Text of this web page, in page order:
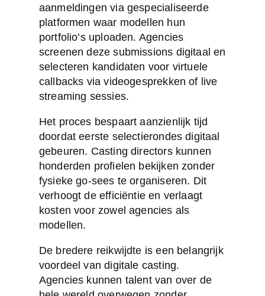
aanmeldingen via gespecialiseerde
platformen waar modellen hun
portfolio’s uploaden. Agencies
screenen deze submissions digitaal en
selecteren kandidaten voor virtuele
callbacks via videogesprekken of live
streaming sessies.
Het proces bespaart aanzienlijk tijd
doordat eerste selectierondes digitaal
gebeuren. Casting directors kunnen
honderden profielen bekijken zonder
fysieke go-sees te organiseren. Dit
verhoogt de efficiëntie en verlaagt
kosten voor zowel agencies als
modellen.
De bredere reikwijdte is een belangrijk
voordeel van digitale casting.
Agencies kunnen talent van over de